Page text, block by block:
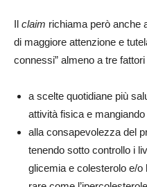
Il claim richiama però anche
di maggiore attenzione e
connessi” almeno a tre
a scelte quotidiane più
attività fisica e
alla consapevolezza del
tenendo sotto controllo i
glicemia e colesterolo e/